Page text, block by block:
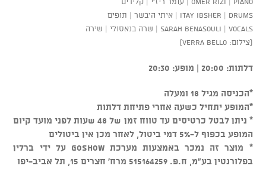
Itay Ibsher | Drums | איתי היבשר | תופים
Sarah Benasouli | Vocals | שרה בנאסולי | שירה
(צילום: verra bello)
דלתות: 20:00 | מופע: 20:30
*הכניסה מגיל 18 ומעלה
*המופע יתחיל כשעה אחרי פתיחת דלתות
* ניתן לבטל כרטיסים עד טווח זמן של 48 שעות לפני מועד קיום
המופע בכפוף ל-5% דמי ביטול, לאחר מכן אין ביטולים
* מוצר זה נמכר באמצעות מערכת GOSHOW על ידי ברלין
בפלורנטין בע"מ, ח.פ. 515164259 מרח' חצרים 15, תל אביב-יפו